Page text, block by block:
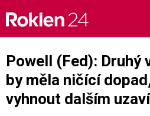
content
Powell (Fed): Druhý
by měla ničící
vyhnout dalším